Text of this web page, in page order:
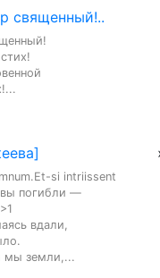
священный!..
si intriissent
погибли —
вдали,
мы земли,...